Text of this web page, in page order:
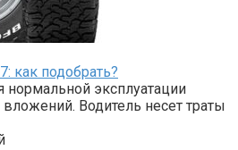
как подобрать?
эксплуатации
Водитель несет траты